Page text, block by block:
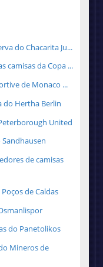
do Chacarita Ju...
camisas da Copa ...
de Monaco ...
do Hertha Berlin
United
Sandhausen
de camisas
de Caldas
do Panetolikos
Mineros de